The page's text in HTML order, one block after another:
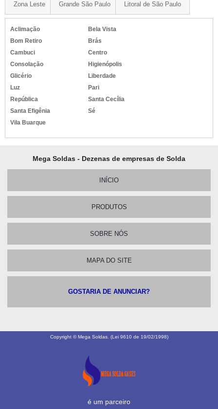
Zona Leste Grande São Paulo Litoral de São Paulo
Aclimação
Bela Vista
Bom Retiro
Brás
Cambuci
Centro
Consolação
Higienópolis
Glicério
Liberdade
Luz
Pari
República
Santa Cecília
Santa Efigênia
Sé
Vila Buarque
Mega Soldas - Dezenas de empresas de Solda
INÍCIO
PRODUTOS
SOBRE NÓS
MAPA DO SITE
GOSTARIA DE ANUNCIAR?
Copyright © Mega Soldas. (Lei 9610 de 19/02/1998)
é um parceiro